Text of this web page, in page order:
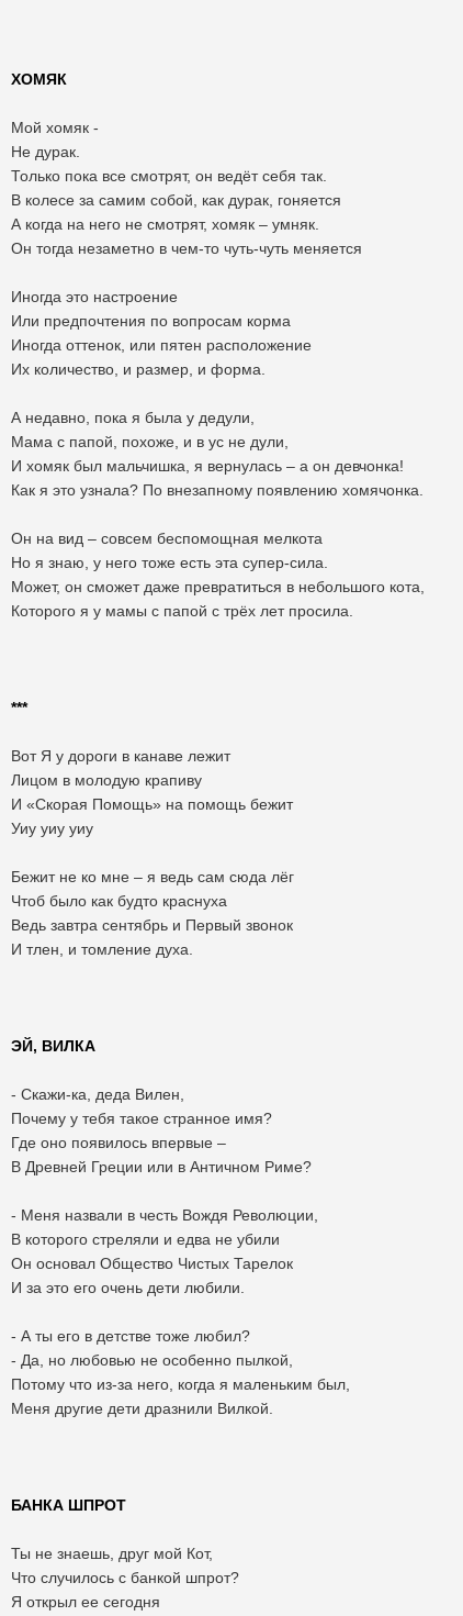
ХОМЯК
Мой хомяк -
Не дурак.
Только пока все смотрят, он ведёт себя так.
В колесе за самим собой, как дурак, гоняется
А когда на него не смотрят, хомяк – умняк.
Он тогда незаметно в чем-то чуть-чуть меняется
Иногда это настроение
Или предпочтения по вопросам корма
Иногда оттенок, или пятен расположение
Их количество, и размер, и форма.
А недавно, пока я была у дедули,
Мама с папой, похоже, и в ус не дули,
И хомяк был мальчишка, я вернулась – а он девчонка!
Как я это узнала? По внезапному появлению хомячонка.
Он на вид – совсем беспомощная мелкота
Но я знаю, у него тоже есть эта супер-сила.
Может, он сможет даже превратиться в небольшого кота,
Которого я у мамы с папой с трёх лет просила.
***
Вот Я у дороги в канаве лежит
Лицом в молодую крапиву
И «Скорая Помощь» на помощь бежит
Уиу уиу уиу
Бежит не ко мне – я ведь сам сюда лёг
Чтоб было как будто краснуха
Ведь завтра сентябрь и Первый звонок
И тлен, и томление духа.
ЭЙ, ВИЛКА
- Скажи-ка, деда Вилен,
Почему у тебя такое странное имя?
Где оно появилось впервые –
В Древней Греции или в Античном Риме?
- Меня назвали в честь Вождя Революции,
В которого стреляли и едва не убили
Он основал Общество Чистых Тарелок
И за это его очень дети любили.
- А ты его в детстве тоже любил?
- Да, но любовью не особенно пылкой,
Потому что из-за него, когда я маленьким был,
Меня другие дети дразнили Вилкой.
БАНКА ШПРОТ
Ты не знаешь, друг мой Кот,
Что случилось с банкой шпрот?
Я открыл ее сегодня